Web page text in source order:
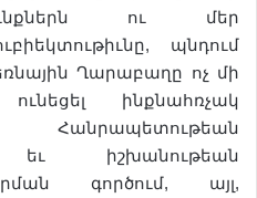
ու մեր
պնդում
Ղարաբաղը ոչ մի
ինքնահռչակ
եւ իշխանութեան
գործում, այլ,